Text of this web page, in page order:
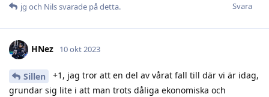
Svara
jg och Nilssvarade på detta.
HNez 10 okt 2023
Sillen
+1, jag tror att en del av vårat fall till där vi är idag,
grundar sig lite i att man trots dåliga ekonomiska och